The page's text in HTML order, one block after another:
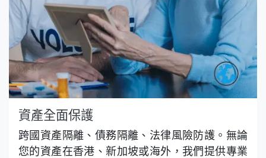
資產全面保護
跨國資產隔離、債務隔離、法律風險防護。無論
您的資產在香港、新加坡或海外，我們提供專業